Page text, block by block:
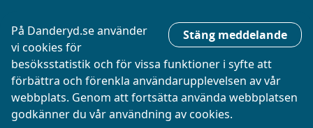
Stäng meddelande
På Danderyd.se använder
vi cookies för
besöksstatistik och för vissa funktioner i syfte att
förbättra och förenkla användarupplevelsen av vår
webbplats. Genom att fortsätta använda webbplatsen
godkänner du vår användning av cookies.